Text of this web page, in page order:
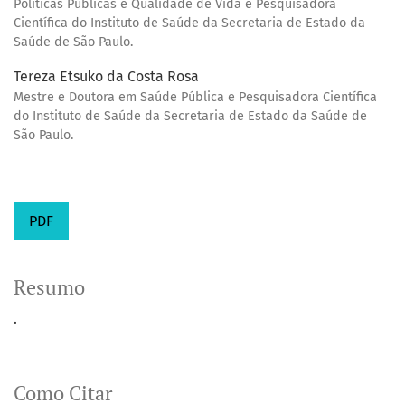
Políticas Públicas e Qualidade de Vida e Pesquisadora
Científica do Instituto de Saúde da Secretaria de Estado da
Saúde de São Paulo.
Tereza Etsuko da Costa Rosa
Mestre e Doutora em Saúde Pública e Pesquisadora Científica
do Instituto de Saúde da Secretaria de Estado da Saúde de
São Paulo.
PDF
Como Citar
Resumo
.